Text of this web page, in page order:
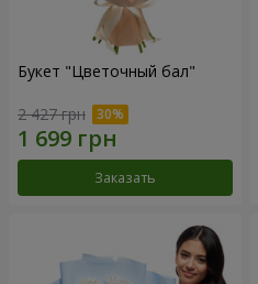
Букет "Цветочный бал"
2 427 грн
Заказать